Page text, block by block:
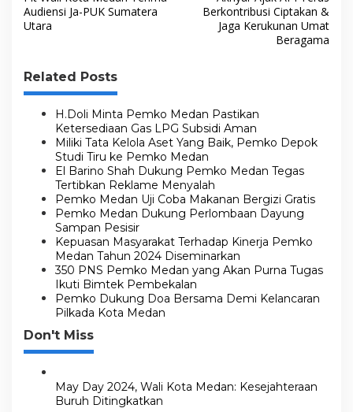
a
v
g
a
Audiensi Ja-PUK Sumatera
Utara
Berkontribusi Ciptakan &
Jaga Kerukunan Umat
Beragama
Related Posts
H.Doli Minta Pemko Medan Pastikan
Ketersediaan Gas LPG Subsidi Aman
Miliki Tata Kelola Aset Yang Baik, Pemko Depok
Studi Tiru ke Pemko Medan
El Barino Shah Dukung Pemko Medan Tegas
Tertibkan Reklame Menyalah
Pemko Medan Uji Coba Makanan Bergizi Gratis
Pemko Medan Dukung Perlombaan Dayung
Sampan Pesisir
Kepuasan Masyarakat Terhadap Kinerja Pemko
Medan Tahun 2024 Diseminarkan
350 PNS Pemko Medan yang Akan Purna Tugas
Ikuti Bimtek Pembekalan
Pemko Dukung Doa Bersama Demi Kelancaran
Pilkada Kota Medan
Don't Miss
May Day 2024, Wali Kota Medan: Kesejahteraan
Buruh Ditingkatkan